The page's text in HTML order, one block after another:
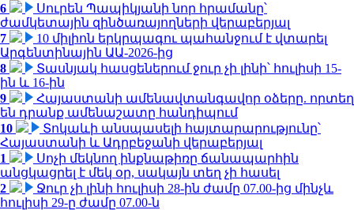
6
Սուրեն Պապիկյանի նոր հրամանը՝
ժամկետային զինծառայողների վերաբերյալ
7
10 միլիոն երկրպագու պահանջում է վտարել
Արգենտինային ԱԱ-2026-ից
8
Տասնյակ հասցեներում ջուր չի լինի՝ հուլիսի 15-
ին և 16-ին
9
Հայաստանի ամենավտանգավոր օձերը. որտեղ
են դրանք ամենաշատը հանդիպում
10
Տոկաևի անսպասելի հայտարարությունը՝
Հայաստանի և Ադրբեջանի վերաբերյալ
1
Սոչի մեկնող ինքնաթիռը ճանապարհին
անցկացրել է մեկ օր, սակայն տեղ չի հասել
2
Ջուր չի լինի հուլիսի 28-ին ժամը 07.00-ից մինչև
հուլիսի 29-ը ժամը 07.00-ն